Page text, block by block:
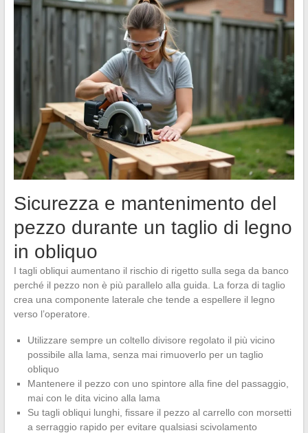
Sicurezza e mantenimento del
pezzo durante un taglio di legno
in obliquo
I tagli obliqui aumentano il rischio di rigetto sulla sega da banco
perché il pezzo non è più parallelo alla guida. La forza di taglio
crea una componente laterale che tende a espellere il legno
verso l’operatore.
Utilizzare sempre un coltello divisore regolato il più vicino
possibile alla lama, senza mai rimuoverlo per un taglio
obliquo
Mantenere il pezzo con uno spintore alla fine del passaggio,
mai con le dita vicino alla lama
Su tagli obliqui lunghi, fissare il pezzo al carrello con morsetti
a serraggio rapido per evitare qualsiasi scivolamento